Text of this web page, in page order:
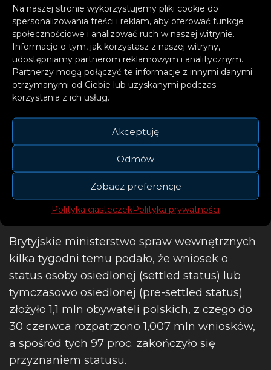
Na naszej stronie wykorzystujemy pliki cookie do
spersonalizowania treści i reklam, aby oferować funkcje
społecznościowe i analizować ruch w naszej witrynie.
Informacje o tym, jak korzystasz z naszej witryny,
udostępniamy partnerom reklamowym i analitycznym.
Partnerzy mogą połączyć te informacje z innymi danymi
otrzymanymi od Ciebie lub uzyskanymi podczas
korzystania z ich usług.
Akceptuję
Odmów
Zobacz preferencje
Polityka ciasteczekPolityka prywatności
W przypadku osób posiadających status
osoby osiedlonej, wjazd na podstawie
dowodu osobistego będzie możliwy co
najmniej do końca 2025 roku.
wyjazd z Wielkiej Brytanii do Polski na
podstawie dowodu osobistego, o ile linie
lotnicze lub inny przewoźnik akceptują taki
rodzaj dokumentu tożsamości jako dokument
podróży” – dodano. Zmiany są konsekwencją
Brytyjskie ministerstwo spraw wewnętrznych
kilka tygodni temu podało, że wniosek o
status osoby osiedlonej (settled status) lub
tymczasowo osiedlonej (pre-settled status)
złożyło 1,1 mln obywateli polskich, z czego do
30 czerwca rozpatrzono 1,007 mln wniosków,
a spośród tych 97 proc. zakończyło się
przyznaniem statusu.